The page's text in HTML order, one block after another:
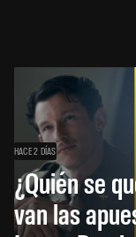
HACE 2 DÍAS
¿Quién se
van las